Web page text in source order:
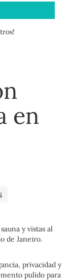
en
y vistas al
de Janeiro.
privacidad y
pulido para